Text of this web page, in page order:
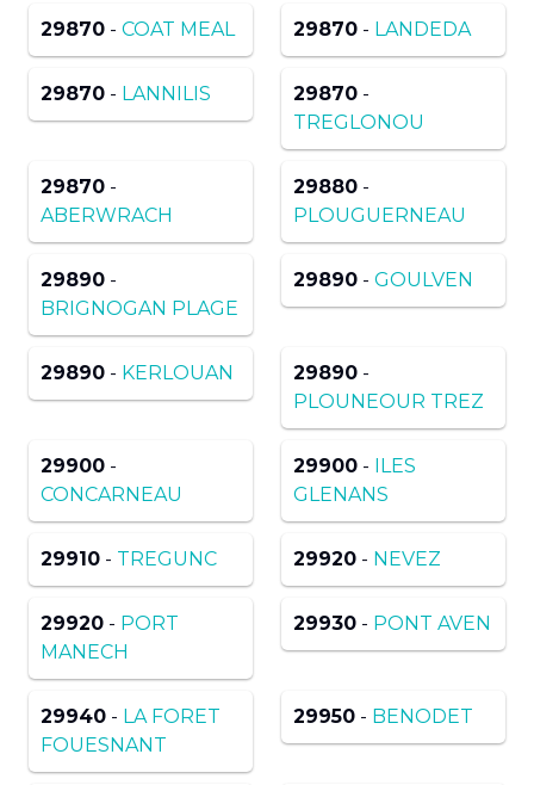
29870 - COAT MEAL 29870 - LANDEDA
29870 - LANNILIS 29870 -
TREGLONOU
29870 -
ABERWRACH
29880 -
PLOUGUERNEAU
29890 -
BRIGNOGAN PLAGE
29890 - GOULVEN
29890 - KERLOUAN 29890 -
PLOUNEOUR TREZ
29900 -
CONCARNEAU
29900 - ILES
GLENANS
29910 - TREGUNC 29920 - NEVEZ
29920 - PORT
MANECH
29930 - PONT AVEN
29940 - LA FORET
FOUESNANT
29950 - BENODET